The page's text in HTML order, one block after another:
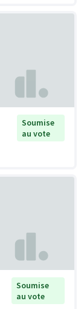
Soumise
au vote
Soumise
au vote